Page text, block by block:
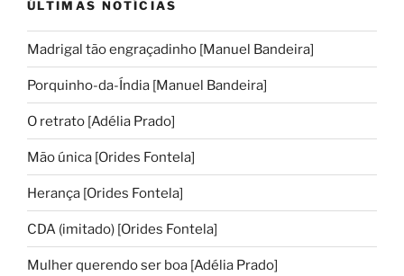
ÚLTIMAS NOTÍCIAS
Madrigal tão engraçadinho [Manuel Bandeira]
Porquinho-da-Índia [Manuel Bandeira]
O retrato [Adélia Prado]
Mão única [Orides Fontela]
Herança [Orides Fontela]
CDA (imitado) [Orides Fontela]
Mulher querendo ser boa [Adélia Prado]